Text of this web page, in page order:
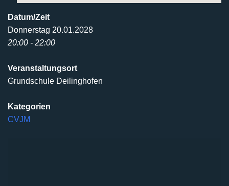
Datum/Zeit
Donnerstag 20.01.2028
20:00 - 22:00
Veranstaltungsort
Grundschule Deilinghofen
Kategorien
CVJM